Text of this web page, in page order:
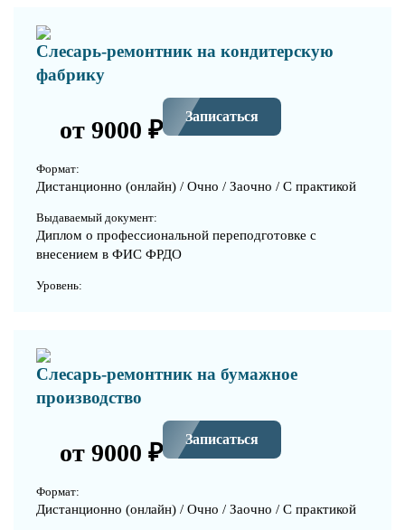
Слесарь-ремонтник на кондитерскую
фабрику
от 9000 ₽ Записаться
Формат:
Дистанционно (онлайн) / Очно / Заочно / С практикой
Выдаваемый документ:
Диплом о профессиональной переподготовке с
внесением в ФИС ФРДО
Уровень:
Слесарь-ремонтник на бумажное
производство
от 9000 ₽ Записаться
Формат:
Дистанционно (онлайн) / Очно / Заочно / С практикой